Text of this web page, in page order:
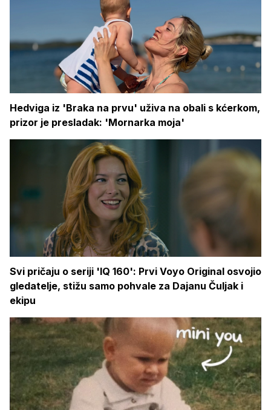
Hedviga iz 'Braka na prvu' uživa na obali s kćerkom,
prizor je presladak: 'Mornarka moja'
Svi pričaju o seriji 'IQ 160': Prvi Voyo Original osvojio
gledatelje, stižu samo pohvale za Dajanu Čuljak i
ekipu